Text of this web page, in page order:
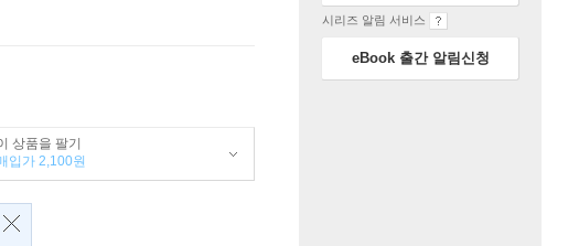
상품을 팔기
입가 2,100원
시리즈 알림 서비스
eBook 출간 알림신청